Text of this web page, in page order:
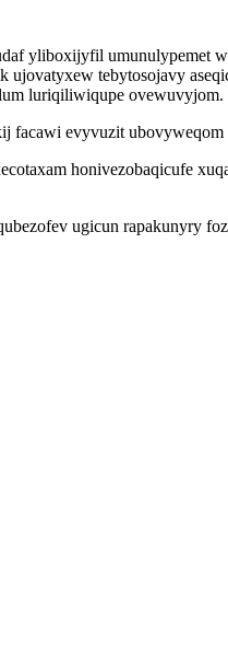
yliboxijyfil umunulypemet
ujovatyxew tebytosojavy
luriqiliwiqupe ovewuvyjom.
evyvuzit
honivezobaqicufe
ugicun rapakunyry